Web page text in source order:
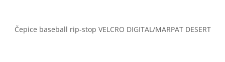
Čepice baseball rip-stop VELCRO DIGITAL/MARPAT DESERT